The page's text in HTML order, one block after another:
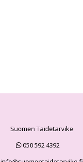
Suomen Taidetarvike
050 592 4392